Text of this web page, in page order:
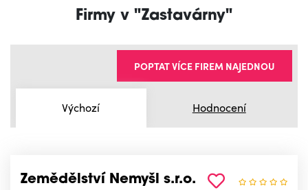
Firmy v "Zastavárny"
Výchozí Hodnocení
POPTAT VÍCE FIREM NAJEDNOU
Zemědělství Nemyšl s.r.o.